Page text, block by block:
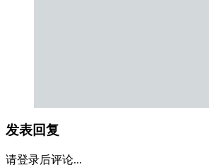
发表回复
请登录后评论...